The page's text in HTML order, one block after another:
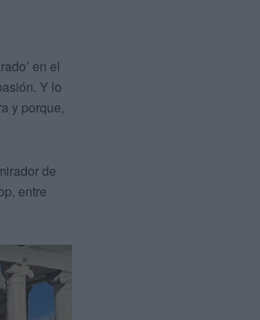
en el
Y lo
y porque,
de
entre